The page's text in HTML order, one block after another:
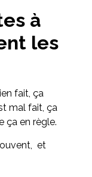
à
les
fait, ça
mal fait, ça
ça en règle.
et